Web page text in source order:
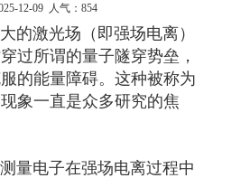
12-09 人气：854
激光场（即强场电离）
过所谓的量子隧穿势垒，
的能量障碍。这种被称为
象一直是众多研究的焦
电子在强场电离过程中